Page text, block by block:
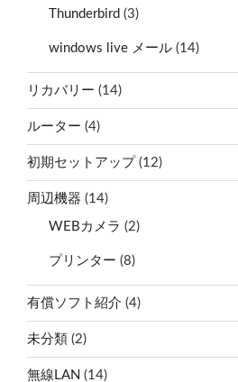
Thunderbird (3)
windows live メール (14)
リカバリー (14)
ルーター (4)
初期セットアップ (12)
周辺機器 (14)
WEBカメラ (2)
プリンター (8)
有償ソフト紹介 (4)
未分類 (2)
無線LAN (14)